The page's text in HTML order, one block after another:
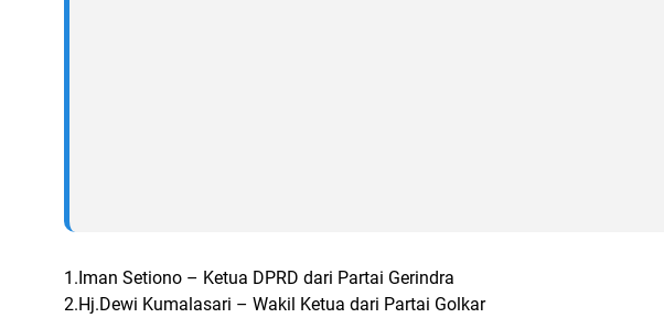
1.Iman Setiono – Ketua DPRD dari Partai Gerindra
2.Hj.Dewi Kumalasari – Wakil Ketua dari Partai Golkar